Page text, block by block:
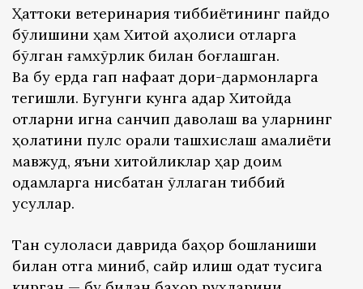
Ҳаттоки ветеринария тиббиётининг пайдо
бўлишини ҳам Хитой аҳолиси отларга
бўлган ғамхўрлик билан боғлашган.
Ва бу ерда гап нафақат дори-дармонларга
тегишли. Бугунги кунга қадар Хитойда
отларни игна санчип даволаш ва уларнинг
ҳолатини пулс орқали ташхислаш амалиёти
мавжуд, яъни хитойликлар ҳар доим
одамларга нисбатан қўллаган тиббий
усуллар.
Тан сулоласи даврида баҳор бошланиши
билан отга миниб, сайр қилиш одат тусига